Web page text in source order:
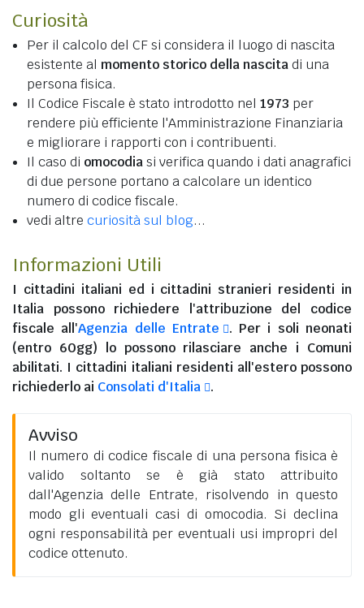
Curiosità
Per il calcolo del CF si considera il luogo di nascita
esistente al momento storico della nascitadi una
persona fisica.
Il Codice Fiscale è stato introdotto nel 1973 per
rendere più efficiente l'Amministrazione Finanziaria
e migliorare i rapporti con i contribuenti.
Il caso di omocodiasi verifica quando i dati anagrafici
di due persone portano a calcolare un identico
numero di codice fiscale.
vedi altre curiosità sul blog...
Informazioni Utili
I cittadini italiani ed i cittadini stranieri residenti in
Italia possono richiedere l'attribuzione del codice
fiscale all'Agenzia delle Entrate
. Per i soli neonati
(entro 60gg) lo possono rilasciare anche i Comuni
abilitati. I cittadini italiani residenti all'esteropossono
richiederlo ai Consolati d'Italia .
Avviso
Il numero di codice fiscale di una persona fisica è
valido soltanto se è già stato attribuito
dall'Agenzia delle Entrate, risolvendo in questo
modo gli eventuali casi di omocodia. Si declina
ogni responsabilità per eventuali usi impropri del
codice ottenuto.